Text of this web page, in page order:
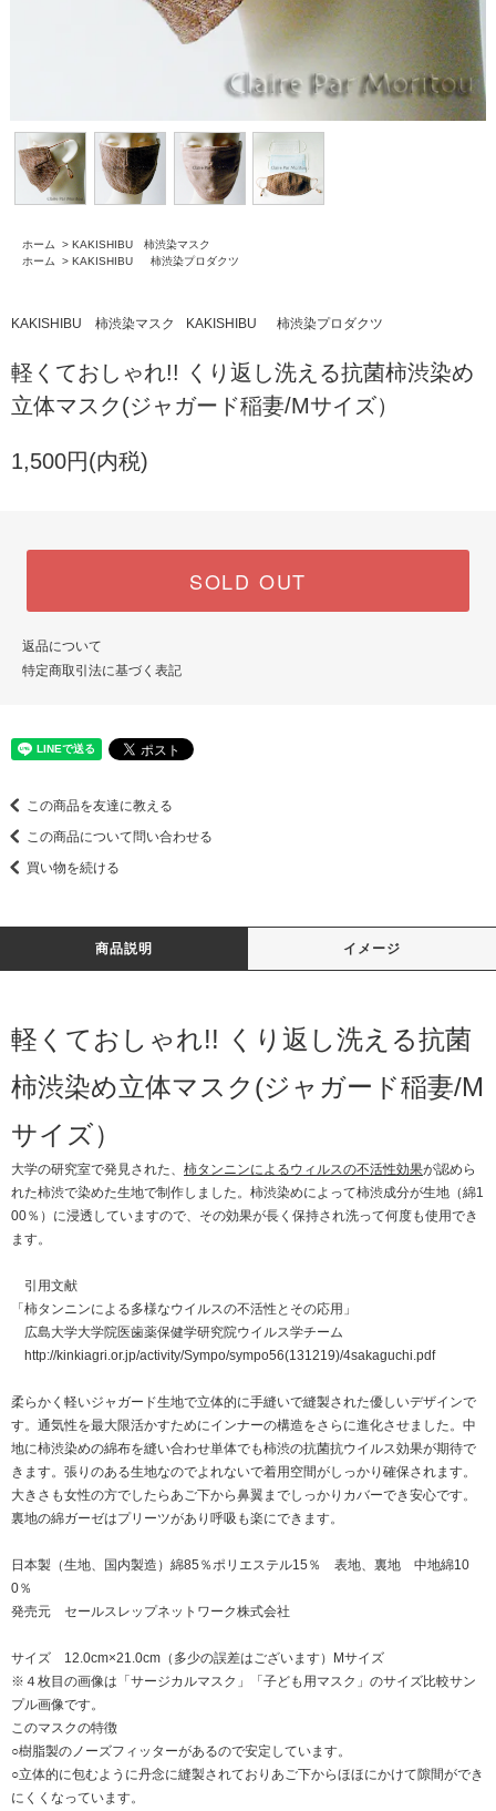
ホーム > KAKISHIBU 柿渋染マスク
ホーム
> KAKISHIBU 柿渋染プロダクツ
KAKISHIBU 柿渋染マスク KAKISHIBU 柿渋染プロダクツ
軽くておしゃれ!! くり返し洗える抗菌柿渋染め
立体マスク(ジャガード稲妻/Mサイズ）
1,500円(内税)
SOLD OUT
返品について
特定商取引法に基づく表記
この商品を友達に教える
この商品について問い合わせる
買い物を続ける
商品説明 イメージ
軽くておしゃれ!! くり返し洗える抗菌
柿渋染め立体マスク(ジャガード稲妻/M
サイズ）
大学の研究室で発見された、 柿タンニンによるウィルスの不活性効果が認めら
れた柿渋で染めた生地で制作しました。柿渋染めによって柿渋成分が生地（綿1
00％）に浸透していますので、その効果が長く保持され洗って何度も使用でき
ます。
引用文献
「柿タンニンによる多様なウイルスの不活性とその応用」
広島大学大学院医歯薬保健学研究院ウイルス学チーム
http://kinkiagri.or.jp/activity/Sympo/sympo56(131219)/4sakaguchi.pdf
柔らかく軽いジャガード生地で立体的に手縫いで縫製された優しいデザインで
す。通気性を最大限活かすためにインナーの構造をさらに進化させました。中
地に柿渋染めの綿布を縫い合わせ単体でも柿渋の抗菌抗ウイルス効果が期待で
きます。張りのある生地なのでよれないで着用空間がしっかり確保されます。
大きさも女性の方でしたらあご下から鼻翼までしっかりカバーでき安心です。
裏地の綿ガーゼはプリーツがあり呼吸も楽にできます。
日本製（生地、国内製造）綿85％ポリエステル15％ 表地、裏地 中地綿10
0％
発売元 セールスレップネットワーク株式会社
サイズ 12.0cm×21.0cm（多少の誤差はございます）Mサイズ
※４枚目の画像は「サージカルマスク」「子ども用マスク」のサイズ比較サン
プル画像です。
このマスクの特徴
○樹脂製のノーズフィッターがあるので安定しています。
○立体的に包むように丹念に縫製されておりあご下からほほにかけて隙間ができ
にくくなっています。